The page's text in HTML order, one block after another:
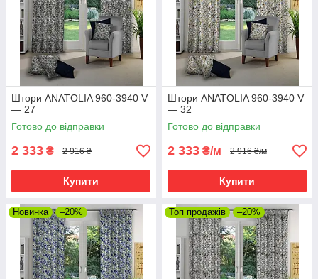
Штори ANATOLIA 960-3940 V
— 27
Готово до відправки
2 333 ₴ 2 916 ₴
Купити
Штори ANATOLIA 960-3940 V
— 32
Готово до відправки
2 333 ₴/м 2 916 ₴/м
Купити
Новинка –20% Топ продажів –20%